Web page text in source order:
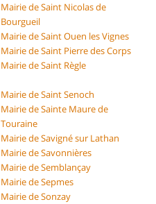
Mairie de Saint Nicolas de
Bourgueil
Mairie de Saint Ouen les Vignes
Mairie de Saint Pierre des Corps
Mairie de Saint Règle
Mairie de Saint Senoch
Mairie de Sainte Maure de
Touraine
Mairie de Savigné sur Lathan
Mairie de Savonnières
Mairie de Semblançay
Mairie de Sepmes
Mairie de Sonzay